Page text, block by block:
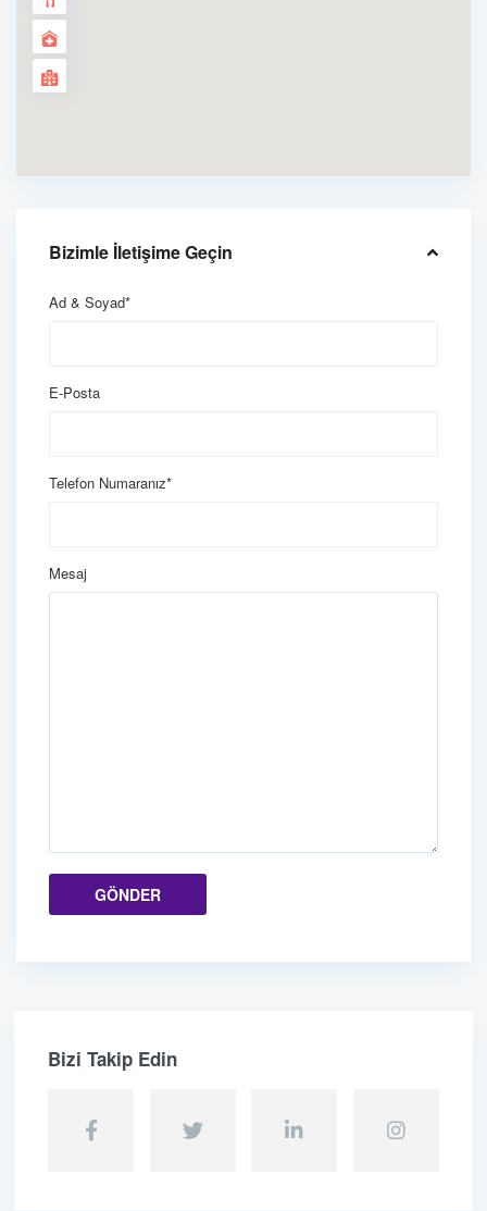
Bizimle İletişime Geçin
Ad & Soyad*
E-Posta
Telefon Numaranız*
Mesaj
Bizi Takip Edin